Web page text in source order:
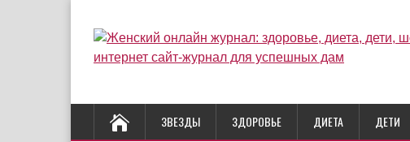
ЗВЕЗДЫ ЗДОРОВЬЕ ДИЕТА ДЕТИ